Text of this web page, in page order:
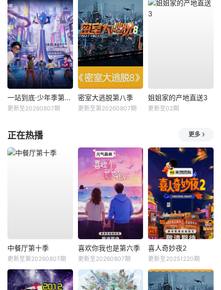
一站到底·少年季第2季
更新至20260807期
密室大逃脱第八季
更新至第20260807期
姐姐家的产地直送3
更新至02期
正在热播 更多
中餐厅第十季
更新至第20260807期
喜欢你我也是第六季
更新至20260807期
喜人奇妙夜2
更新至20251220期